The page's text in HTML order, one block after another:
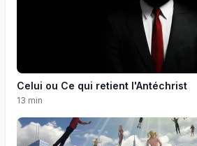
Celui ou Ce qui retient l'Antéchrist
13 min